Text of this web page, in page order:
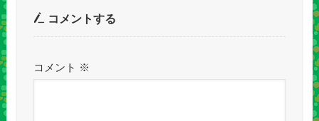
コメントする
コメント ※